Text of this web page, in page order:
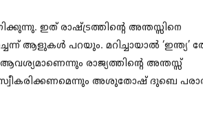
ഇത് രാഷ്ട്രത്തിന്റെ അന്തസ്സിനെ
ആളുകൾ പറയും. മറിച്ചായാൽ ‘ഇന്ത്യ’
രാജ്യത്തിന്റെ അന്തസ്സ്
സ്വീകരിക്കണമെന്നും അശുതോഷ് ദുബെ